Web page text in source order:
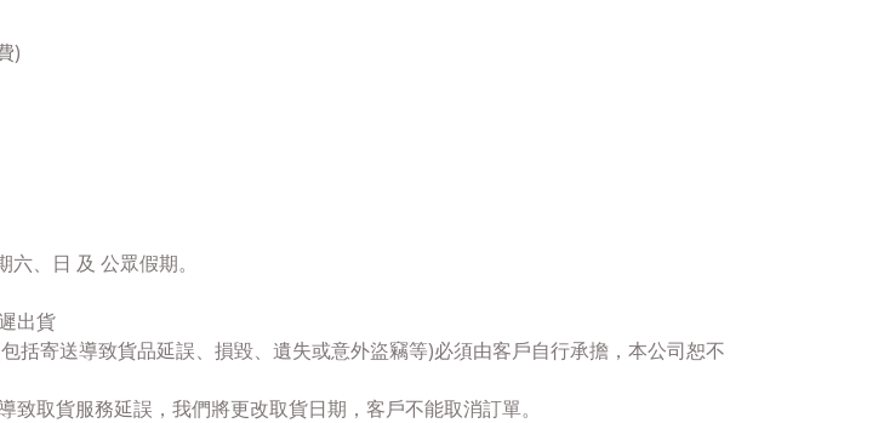
)
、日 及 公眾假期。
出貨
括寄送導致貨品延誤、損毀、遺失或意外盜竊等)必須由客戶自行承擔，本公司恕不
取貨服務延誤，我們將更改取貨日期，客戶不能取消訂單。